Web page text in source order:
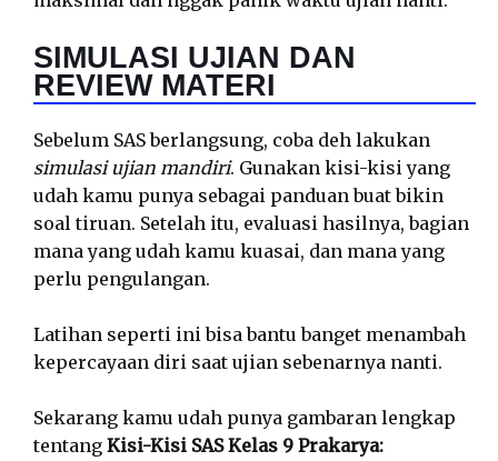
SIMULASI UJIAN DAN
REVIEW MATERI
Sebelum SAS berlangsung, coba deh lakukan
simulasi ujian mandiri. Gunakan kisi-kisi yang
udah kamu punya sebagai panduan buat bikin
soal tiruan. Setelah itu, evaluasi hasilnya, bagian
mana yang udah kamu kuasai, dan mana yang
perlu pengulangan.
Latihan seperti ini bisa bantu banget menambah
kepercayaan diri saat ujian sebenarnya nanti.
Sekarang kamu udah punya gambaran lengkap
tentang Kisi-Kisi SAS Kelas 9 Prakarya: